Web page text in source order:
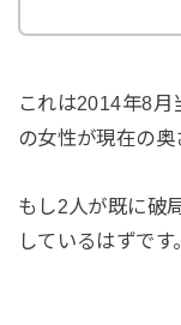
これは2014年8月
の女性が現在の奥
もし2人が既に破
しているはずです。